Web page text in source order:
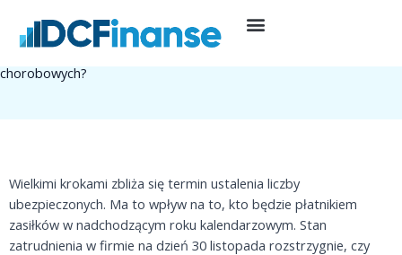
treści
5 grudnia, 2022 Kadry i płace
Wypłata zasiłku chorobowego – kto jest płatnikiem świadczeń
chorobowych?
Wielkimi krokami zbliża się termin ustalenia liczby
ubezpieczonych. Ma to wpływ na to, kto będzie płatnikiem
zasiłków w nadchodzącym roku kalendarzowym. Stan
zatrudnienia w firmie na dzień 30 listopada rozstrzygnie, czy